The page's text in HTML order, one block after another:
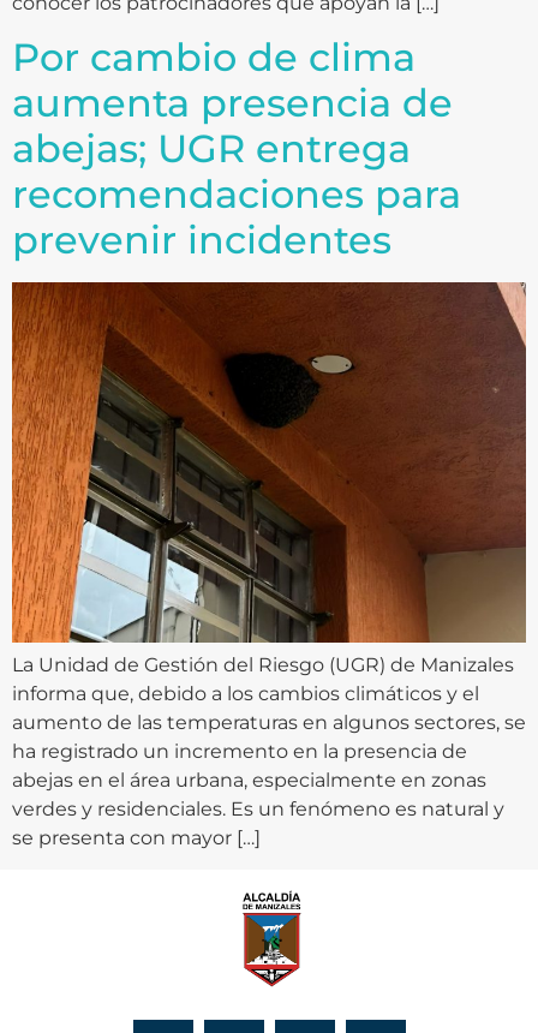
Por cambio de clima
aumenta presencia de
abejas; UGR entrega
recomendaciones para
prevenir incidentes
La Unidad de Gestión del Riesgo (UGR) de Manizales
informa que, debido a los cambios climáticos y el
aumento de las temperaturas en algunos sectores, se
ha registrado un incremento en la presencia de
abejas en el área urbana, especialmente en zonas
verdes y residenciales. Es un fenómeno es natural y
se presenta con mayor […]